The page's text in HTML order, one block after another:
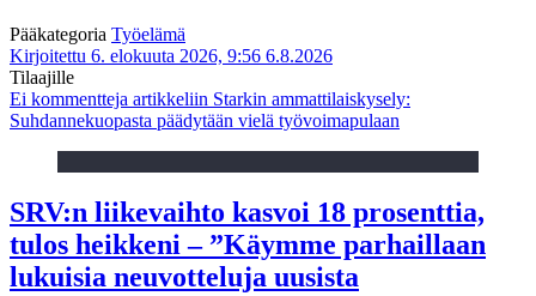
Pääkategoria Työelämä
Kirjoitettu 6. elokuuta 2026, 9:56 6.8.2026
Tilaajille
Ei kommentteja artikkeliin Starkin ammattilaiskysely:
Suhdannekuopasta päädytään vielä työvoimapulaan
SRV:n liikevaihto kasvoi 18 prosenttia,
tulos heikkeni – ”Käymme parhaillaan
lukuisia neuvotteluja uusista